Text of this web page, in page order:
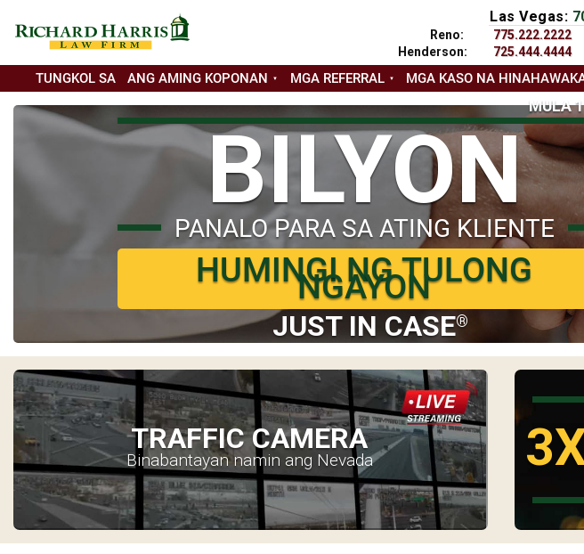
Las Vegas:
Reno:
775.222.2222
Henderson:
725.444.4444
TUNGKOL SA ANG AMING KOPONAN MGA REFERRAL MGA KASO NA
MULA
BILYON
PANALO PARA SA ATING KLIENTE
HUMINGI NG TULONG
NGAYON
JUST IN CASE®
TRAFFIC CAMERA
Binabantayan namin ang Nevada